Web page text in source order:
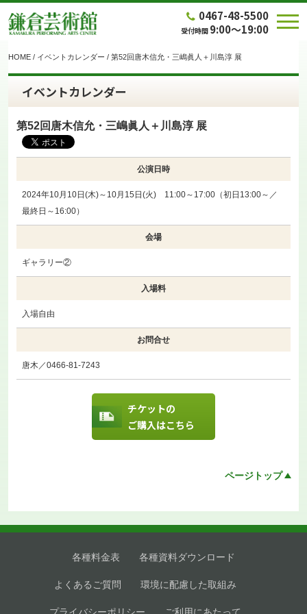
0467-48-5500
受付時間 9:00～19:00
HOME / イベントカレンダー / 第52回唐木信允・三嶋眞人＋川島淳 展
チケットの
ご購入はこちら
イベントカレンダー
第52回唐木信允・三嶋眞人＋川島淳 展
公演日時
2024年10月10日(木)～10月15日(火) 11:00～17:00（初日13:00～／
最終日～16:00）
会場
ギャラリー②
入場料
入場自由
お問合せ
唐木／0466-81-7243
ページトップ
各種料金表 各種資料ダウンロード
よくあるご質問 環境に配慮した取組み